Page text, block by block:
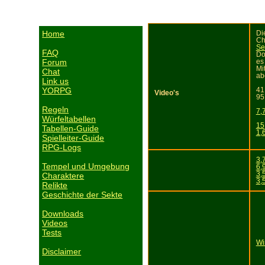
Home
FAQ
Forum
Chat
Link us
YORPG
Regeln
Würfeltabellen
Tabellen-Guide
Spielleiter-Guide
RPG-Logs
Tempel und Umgebung
Charaktere
Relikte
Geschichte der Sekte
Downloads
Videos
Tests
Disclaimer
Video's
es